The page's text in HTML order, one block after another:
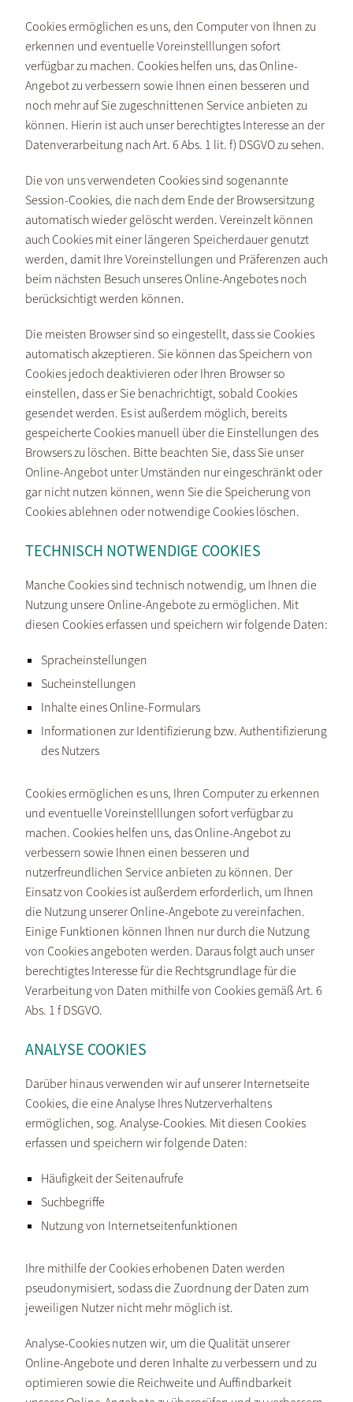
Cookies ermöglichen es uns, den Computer von Ihnen zu
erkennen und eventuelle Voreinstelllungen sofort
verfügbar zu machen. Cookies helfen uns, das Online-
Angebot zu verbessern sowie Ihnen einen besseren und
noch mehr auf Sie zugeschnittenen Service anbieten zu
können. Hierin ist auch unser berechtigtes Interesse an der
Datenverarbeitung nach Art. 6 Abs. 1 lit. f) DSGVO zu sehen.
Die von uns verwendeten Cookies sind sogenannte
Session-Cookies, die nach dem Ende der Browsersitzung
automatisch wieder gelöscht werden. Vereinzelt können
auch Cookies mit einer längeren Speicherdauer genutzt
werden, damit Ihre Voreinstellungen und Präferenzen auch
beim nächsten Besuch unseres Online-Angebotes noch
berücksichtigt werden können.
Die meisten Browser sind so eingestellt, dass sie Cookies
automatisch akzeptieren. Sie können das Speichern von
Cookies jedoch deaktivieren oder Ihren Browser so
einstellen, dass er Sie benachrichtigt, sobald Cookies
gesendet werden. Es ist außerdem möglich, bereits
gespeicherte Cookies manuell über die Einstellungen des
Browsers zu löschen. Bitte beachten Sie, dass Sie unser
Online-Angebot unter Umständen nur eingeschränkt oder
gar nicht nutzen können, wenn Sie die Speicherung von
Cookies ablehnen oder notwendige Cookies löschen.
TECHNISCH NOTWENDIGE COOKIES
Manche Cookies sind technisch notwendig, um Ihnen die
Nutzung unsere Online-Angebote zu ermöglichen. Mit
diesen Cookies erfassen und speichern wir folgende Daten:
Spracheinstellungen
Sucheinstellungen
Inhalte eines Online-Formulars
Informationen zur Identifizierung bzw. Authentifizierung
des Nutzers
Cookies ermöglichen es uns, Ihren Computer zu erkennen
und eventuelle Voreinstelllungen sofort verfügbar zu
machen. Cookies helfen uns, das Online-Angebot zu
verbessern sowie Ihnen einen besseren und
nutzerfreundlichen Service anbieten zu können. Der
Einsatz von Cookies ist außerdem erforderlich, um Ihnen
die Nutzung unserer Online-Angebote zu vereinfachen.
Einige Funktionen können Ihnen nur durch die Nutzung
von Cookies angeboten werden. Daraus folgt auch unser
berechtigtes Interesse für die Rechtsgrundlage für die
Verarbeitung von Daten mithilfe von Cookies gemäß Art. 6
Abs. 1 f DSGVO.
ANALYSE COOKIES
Darüber hinaus verwenden wir auf unserer Internetseite
Cookies, die eine Analyse Ihres Nutzerverhaltens
ermöglichen, sog. Analyse-Cookies. Mit diesen Cookies
erfassen und speichern wir folgende Daten:
Häufigkeit der Seitenaufrufe
Suchbegriffe
Nutzung von Internetseitenfunktionen
Ihre mithilfe der Cookies erhobenen Daten werden
pseudonymisiert, sodass die Zuordnung der Daten zum
jeweiligen Nutzer nicht mehr möglich ist.
Analyse-Cookies nutzen wir, um die Qualität unserer
Online-Angebote und deren Inhalte zu verbessern und zu
optimieren sowie die Reichweite und Auffindbarkeit